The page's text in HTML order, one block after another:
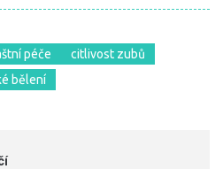
péče
citlivost zubů
bělení